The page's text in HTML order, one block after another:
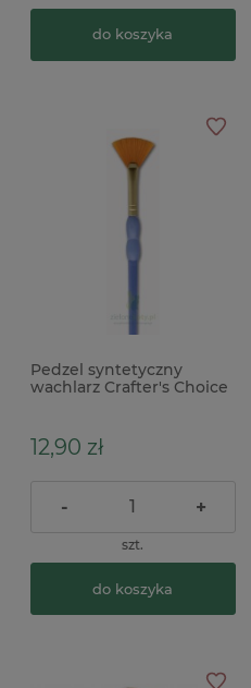
do koszyka
Pedzel syntetyczny
wachlarz Crafter's Choice
12,90 zł
- +
szt.
do koszyka